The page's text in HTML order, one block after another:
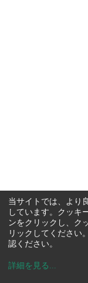
当サイトでは、より
しています。クッキ
ンをクリックし、ク
リックしてください
認ください。
詳細を見る ...